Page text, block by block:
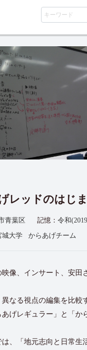
レッドのはじ
青葉区 記憶：令和
城大学 からあげチーム
像、インサート、安田
なる視点の編集を比較
げレギュラー」と「か
、「地元志向と日常生